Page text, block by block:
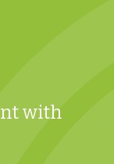
with